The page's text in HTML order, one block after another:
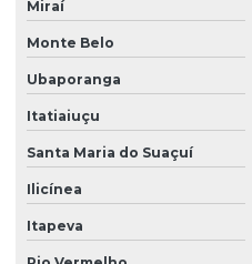
Miraí
Monte Belo
Ubaporanga
Itatiaiuçu
Santa Maria do Suaçuí
Ilicínea
Itapeva